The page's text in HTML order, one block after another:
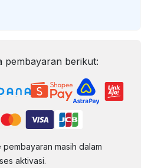
pembayaran berikut:
masih dalam
aktivasi.